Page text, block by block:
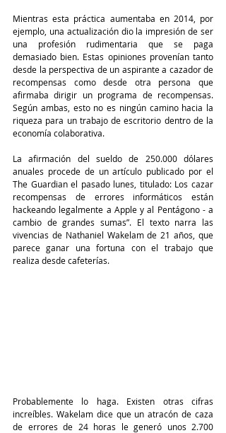
Mientras esta práctica aumentaba en 2014, por
ejemplo, una actualización dio la impresión de ser
una profesión rudimentaria que se paga
demasiado bien. Estas opiniones provenían tanto
desde la perspectiva de un aspirante a cazador de
recompensas como desde otra persona que
afirmaba dirigir un programa de recompensas.
Según ambas, esto no es ningún camino hacia la
riqueza para un trabajo de escritorio dentro de la
economía colaborativa.
La afirmación del sueldo de 250.000 dólares
anuales procede de un artículo publicado por el
The Guardian el pasado lunes, titulado: Los cazar
recompensas de errores informáticos están
hackeando legalmente a Apple y al Pentágono - a
cambio de grandes sumas”. El texto narra las
vivencias de Nathaniel Wakelam de 21 años, que
parece ganar una fortuna con el trabajo que
realiza desde cafeterías.
Probablemente lo haga. Existen otras cifras
increíbles. Wakelam dice que un atracón de caza
de errores de 24 horas le generó unos 2.700